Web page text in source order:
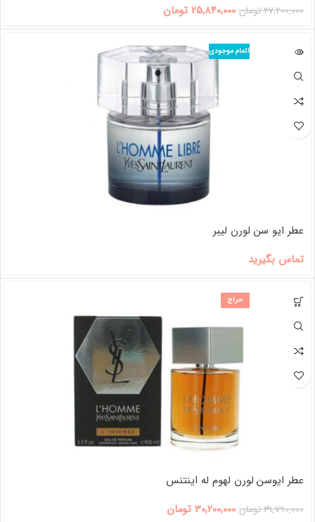
27,200,000تومان 25,840,000 تومان
اتمام موجودی
عطر ایو سن لورن لیبر
تماس بگیرید
حراج
عطر ایوسن لورن لهوم له اینتنس
31,790,000تومان 30,200,000 تومان